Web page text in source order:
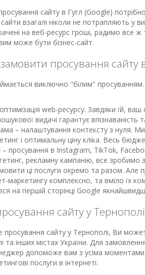
сайту в Гугл (Google)
взагалі ніколи не потрапляють
на веб-ресурс гроші, радимо все
може бути бізнес-сайт.
просування сайту
виключно "білим"
web-ресурсу. Завдяки їй,
видачі гарантує впізнаваність
– налаштування контексту з нуля.
і оптимальну ціну кліка. Весь
– просування в Instagram, TikTok,
рекламну кампанію, все зробимо
ці послуги окремо та разом. Але
маркетингу комплексно, та вміло їх
на першій сторінці Google
сайту у
сайту у Тернополі, Ви
та інших містах України. Для
допоможе вам з усіма моментами
послуги в інтернеті.